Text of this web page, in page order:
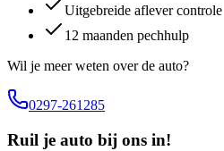
Uitgebreide aflever controle
12 maanden pechhulp
Wil je meer weten over de auto?
0297-261285
Ruil je auto bij ons in!